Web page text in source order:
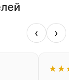
‹ ›
★★★